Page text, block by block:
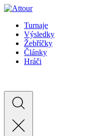
Turnaje
Výsledky
Žebříčky
Články
Hráči